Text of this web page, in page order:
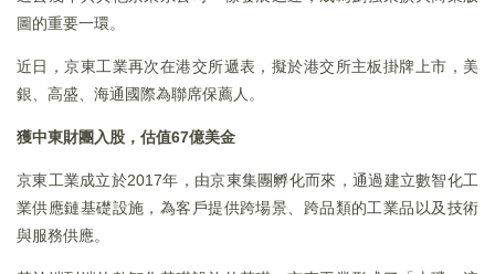
圖的重要一環。
近日，京東工業再次在港交所遞表，擬於港交所主板掛牌上市，美
銀、高盛、海通國際為聯席保薦人。
獲中東財團入股，估值67億美金
京東工業成立於2017年，由京東集團孵化而來，通過建立數智化工
業供應鏈基礎設施，為客戶提供跨場景、跨品類的工業品以及技術
與服務供應。